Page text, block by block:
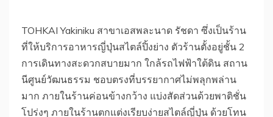
TOHKAI Yakiniku สาขาเอสพละนาด รัชดา ซึ่งเป็นร้าน
ที่ให้บริการอาหารญี่ปุ่นสไตล์ปิ้งย่าง ตัวร้านตั้งอยู่ชั้น 2
การเดินทางสะดวกสบายมาก ใกล้รถไฟฟ้าใต้ดิน สถาน
นีศูนย์วัฒนธรรม ชอบตรงที่บรรยากาศไม่พลุกพล่าน
มาก ภายในร้านค่อนข้างกว้าง แบ่งสัดส่วนด้วยพาติชั่น
โปร่งๆ ภายในร้านตกแต่งเรียบง่ายสไตล์ญี่ปุ่น ด้วยโทน